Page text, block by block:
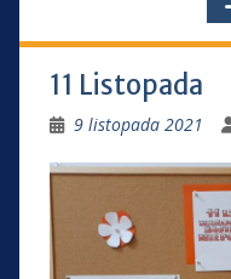
11 Listopada
9 listopada 2021